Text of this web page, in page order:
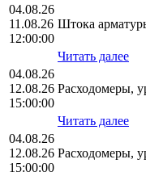
04.08.26
11.08.26
12:00:00
Штока
Читать далее
04.08.26
12.08.26
15:00:00
Расходомеры,
Читать далее
04.08.26
12.08.26
15:00:00
Расходомеры,